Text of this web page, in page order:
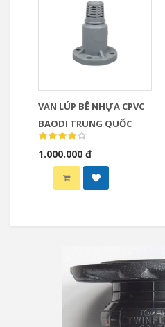
VAN LÚP BÊ NHỰA CPVC
BAODI TRUNG QUỐC
1.000.000 đ